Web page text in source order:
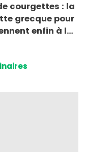
courgettes : la
grecque pour
enfin à la